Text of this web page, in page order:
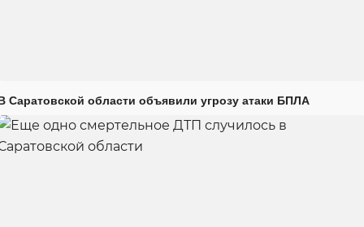
Саратовской области объявили угрозу атаки БПЛА